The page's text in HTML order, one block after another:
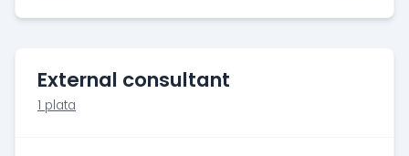
External consultant
1 plata